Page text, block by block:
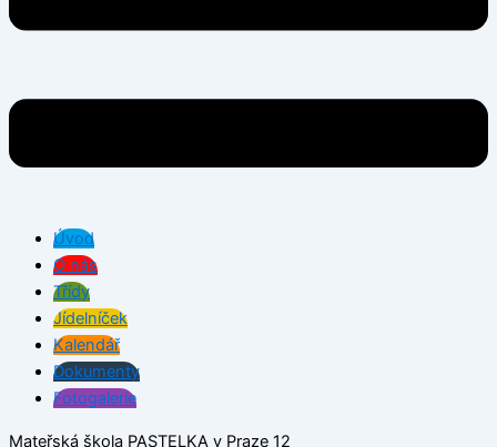
Úvod
O nás
Třídy
Jídelníček
Kalendář
Dokumenty
Fotogalerie
Mateřská škola PASTELKA v Praze 12